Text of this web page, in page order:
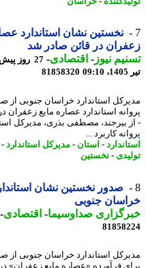
نخستین نشان استاندارد عصاره
در قائن صادر شد
نیوز-اقتصادی-
81858320
استاندارد خراسان جنوبی از صدور
استاندارد عصاره مایع زعفران در
بیرجند، مصطفی بذری، مدیرکل
کاربرد ...
- استان-مدیرکل استاندارد-
-نخستین
صدور نخستین نشان استاندارد
جنوبی
صداوسیما-اقتصادی-27 روز پیش - دوشنبه 22 تیر 1405، 09:00
استاندارد خراسان جنوبی از صدور
فرآورده «عصاره مایع زعفران» در